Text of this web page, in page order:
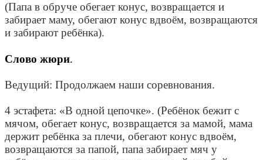
(Папа в обруче обегает конус, возвращается и
забирает маму, обегают конус вдвоём, возвращаются
и забирают ребёнка).
Слово жюри.
Ведущий: Продолжаем наши соревнования.
4 эстафета: «В одной цепочке». (Ребёнок бежит с
мячом, обегает конус, возвращается за мамой, мама
держит ребёнка за плечи, обегают конус вдвоём,
возвращаются за папой, папа забирает мяч у